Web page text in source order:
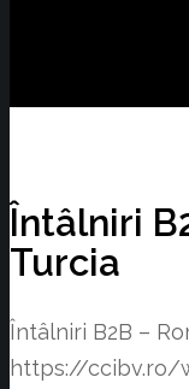
Întâlniri
Turcia
Întâlniri B2B –
https://ccibv.ro/